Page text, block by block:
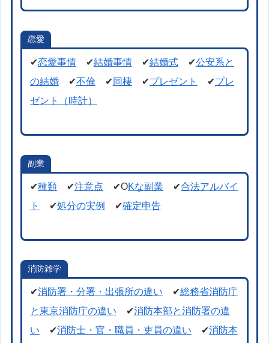
恋愛
✔恋愛事情✔結婚事情✔結婚式✔公安系と
の結婚✔不倫 ✔同棲✔プレゼント ✔プレ
ゼント（時計）
副業
✔種類✔注意点 ✔OKな副業 ✔合法アルバイ
ト
✔処分の実例 ✔確定申告
消防雑学
✔消防署・分署・出張所の違い ✔総務省消防庁
と東京消防庁の違い ✔消防本部と消防署の違
い ✔消防士・官・職員・吏員の違い ✔消防本